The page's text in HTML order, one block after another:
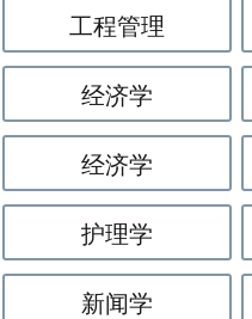
工程管理
经济学
经济学
护理学
新闻学